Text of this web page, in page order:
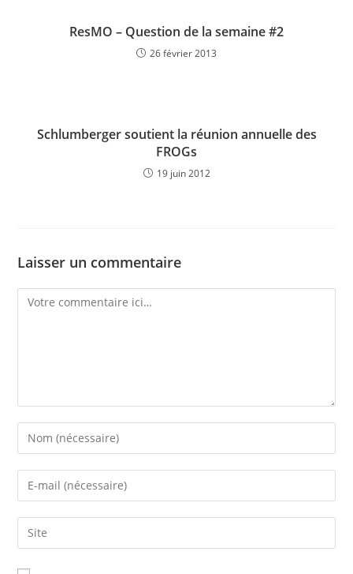
ResMO – Question de la semaine #2
26 février 2013
Schlumberger soutient la réunion annuelle des
FROGs
19 juin 2012
Laisser un commentaire